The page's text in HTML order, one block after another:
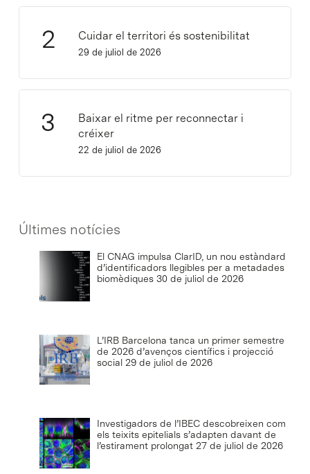
Cuidar el territori és sostenibilitat
29 de juliol de 2026
Baixar el ritme per reconnectar i
créixer
22 de juliol de 2026
Últimes notícies
El CNAG impulsa ClarID, un nou estàndard
d’identificadors llegibles per a metadades
biomèdiques 30 de juliol de 2026
L’IRB Barcelona tanca un primer semestre
de 2026 d’avenços científics i projecció
social 29 de juliol de 2026
Investigadors de l’IBEC descobreixen com
els teixits epitelials s’adapten davant de
l’estirament prolongat 27 de juliol de 2026